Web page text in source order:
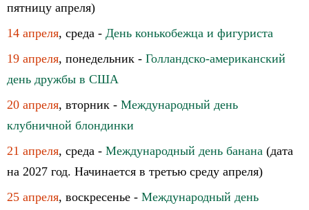
пятницу апреля)
14 апреля, среда - День конькобежца и фигуриста
19 апреля, понедельник - Голландско-американский
день дружбы в США
20 апреля, вторник - Международный день
клубничной блондинки
21 апреля, среда - Международный день банана (дата
на 2027 год. Начинается в третью среду апреля)
25 апреля, воскресенье - Международный день